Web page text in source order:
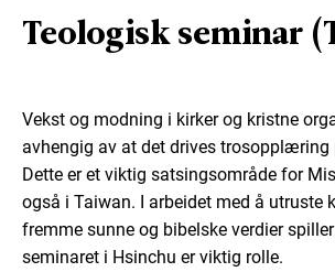
Teologisk seminar
Vekst og modning i kirker og kristne
avhengig av at det drives trosopplæring
Dette er et viktig satsingsområde for
også i Taiwan. I arbeidet med å utruste
fremme sunne og bibelske verdier
seminaret i Hsinchu er viktig rolle.